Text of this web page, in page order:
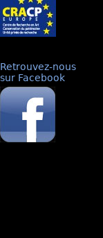
Retrouvez-nous
sur Facebook